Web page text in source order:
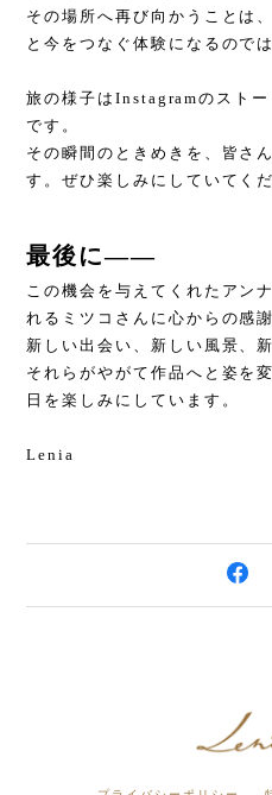
その場所へ再び向かうことは
と今をつなぐ体験になるので
旅の様子はInstagramのスト
です。
その瞬間のときめきを、皆さ
す。ぜひ楽しみにしていてくだ
最後に――
この機会を与えてくれたアン
れるミツコさんに心からの感謝
新しい出会い、新しい風景、
それらがやがて作品へと姿を
日を楽しみにしています。
Lenia